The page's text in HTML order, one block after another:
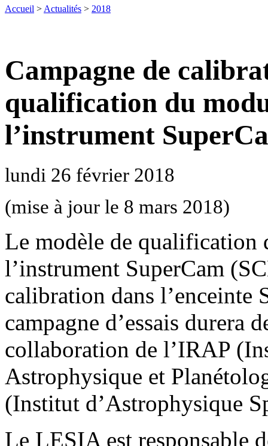
Accueil > Actualités > 2018
Campagne de
qualification du
l’instrument
lundi 26 février 2018
(mise à jour le 8 mars 2018)
Le modèle de qualification
l’instrument SuperCam
calibration dans
campagne d’essais durera
collaboration de l’IRAP
Astrophysique et
(Institut d’Astrophysique
Le LESIA est responsable